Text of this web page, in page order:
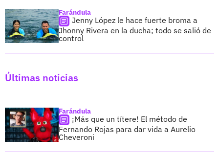
Farándula
Jenny López le hace fuerte broma a
Jhonny Rivera en la ducha; todo se salió de
control
Últimas noticias
Farándula
¡Más que un títere! El método de
Fernando Rojas para dar vida a Aurelio
Cheveroni